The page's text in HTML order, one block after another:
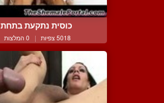
כוסית נתקעת בתחת
5018 צפיות | 0 המלצות